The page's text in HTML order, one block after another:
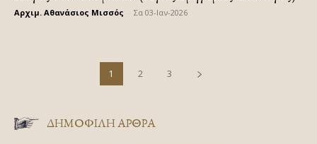
Αρχιμ. Αθανάσιος Μισσός Σα 03-Ιαν-2026
1 2 3
ΔΗΜΟΦΙΛΗ ΑΡΘΡΑ